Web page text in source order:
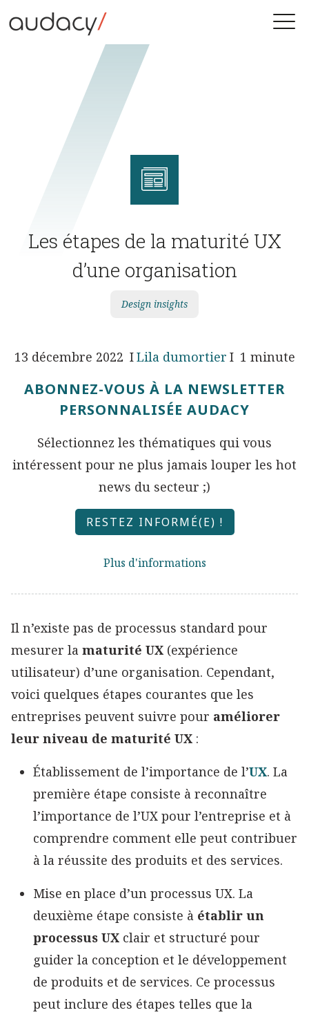
to
content
Toggle
Les étapes de la maturité UX
d’une organisation
Design insights
13 décembre 2022 Lila dumortier 1 minute
ABONNEZ-VOUS À LA NEWSLETTER
PERSONNALISÉE AUDACY
Sélectionnez les thématiques qui vous
intéressent pour ne plus jamais louper les hot
news du secteur ;)
RESTEZ INFORMÉ(E) !
Plus d'informations
Il n’existe pas de processus standard pour
mesurer la maturité UX (expérience
utilisateur) d’une organisation. Cependant,
voici quelques étapes courantes que les
entreprises peuvent suivre pour améliorer
leur niveau de maturité UX :
Établissement de l’importance de l’UX. La
première étape consiste à reconnaître
l’importance de l’UX pour l’entreprise et à
comprendre comment elle peut contribuer
à la réussite des produits et des services.
Mise en place d’un processus UX. La
deuxième étape consiste à établir un
processus UX clair et structuré pour
guider la conception et le développement
de produits et de services. Ce processus
peut inclure des étapes telles que la